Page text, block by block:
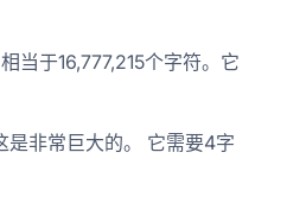
当于16,777,215个字符。它
非常巨大的。 它需要4字